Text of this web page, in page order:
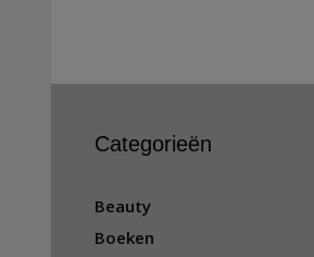
Categorieën
Beauty
Boeken